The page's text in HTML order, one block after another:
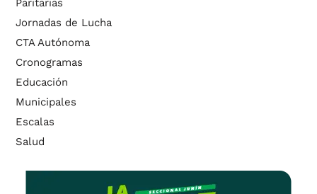
Paritarias
Jornadas de Lucha
CTA Autónoma
Cronogramas
Educación
Municipales
Escalas
Salud